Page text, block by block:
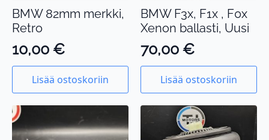
BMW 82mm merkki,
Retro
10,00 €
Lisää ostoskoriin
BMW F3x, F1x , F0x
Xenon ballasti, Uusi
70,00 €
Lisää ostoskoriin